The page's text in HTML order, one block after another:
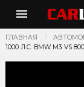
ГЛАВНАЯ
1000 Л.С. BMW M3 VS